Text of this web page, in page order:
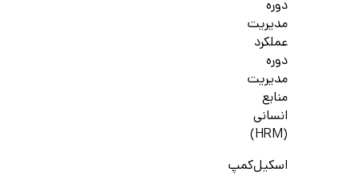
دوره
مدیریت
عملکرد
دوره
مدیریت
منابع
انسانی
(HRM)
اسکیل‌کمپ